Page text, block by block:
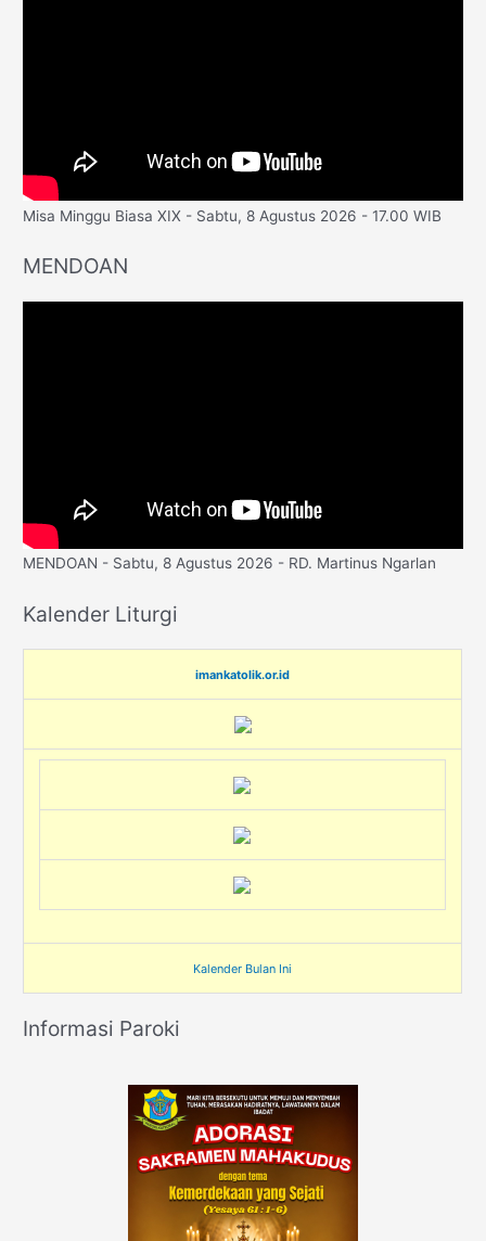
Misa Minggu Biasa XIX - Sabtu, 8 Agustus 2026 - 17.00 WIB
MENDOAN
MENDOAN - Sabtu, 8 Agustus 2026 - RD. Martinus Ngarlan
Kalender Liturgi
imankatolik.or.id
Kalender Bulan Ini
Informasi Paroki